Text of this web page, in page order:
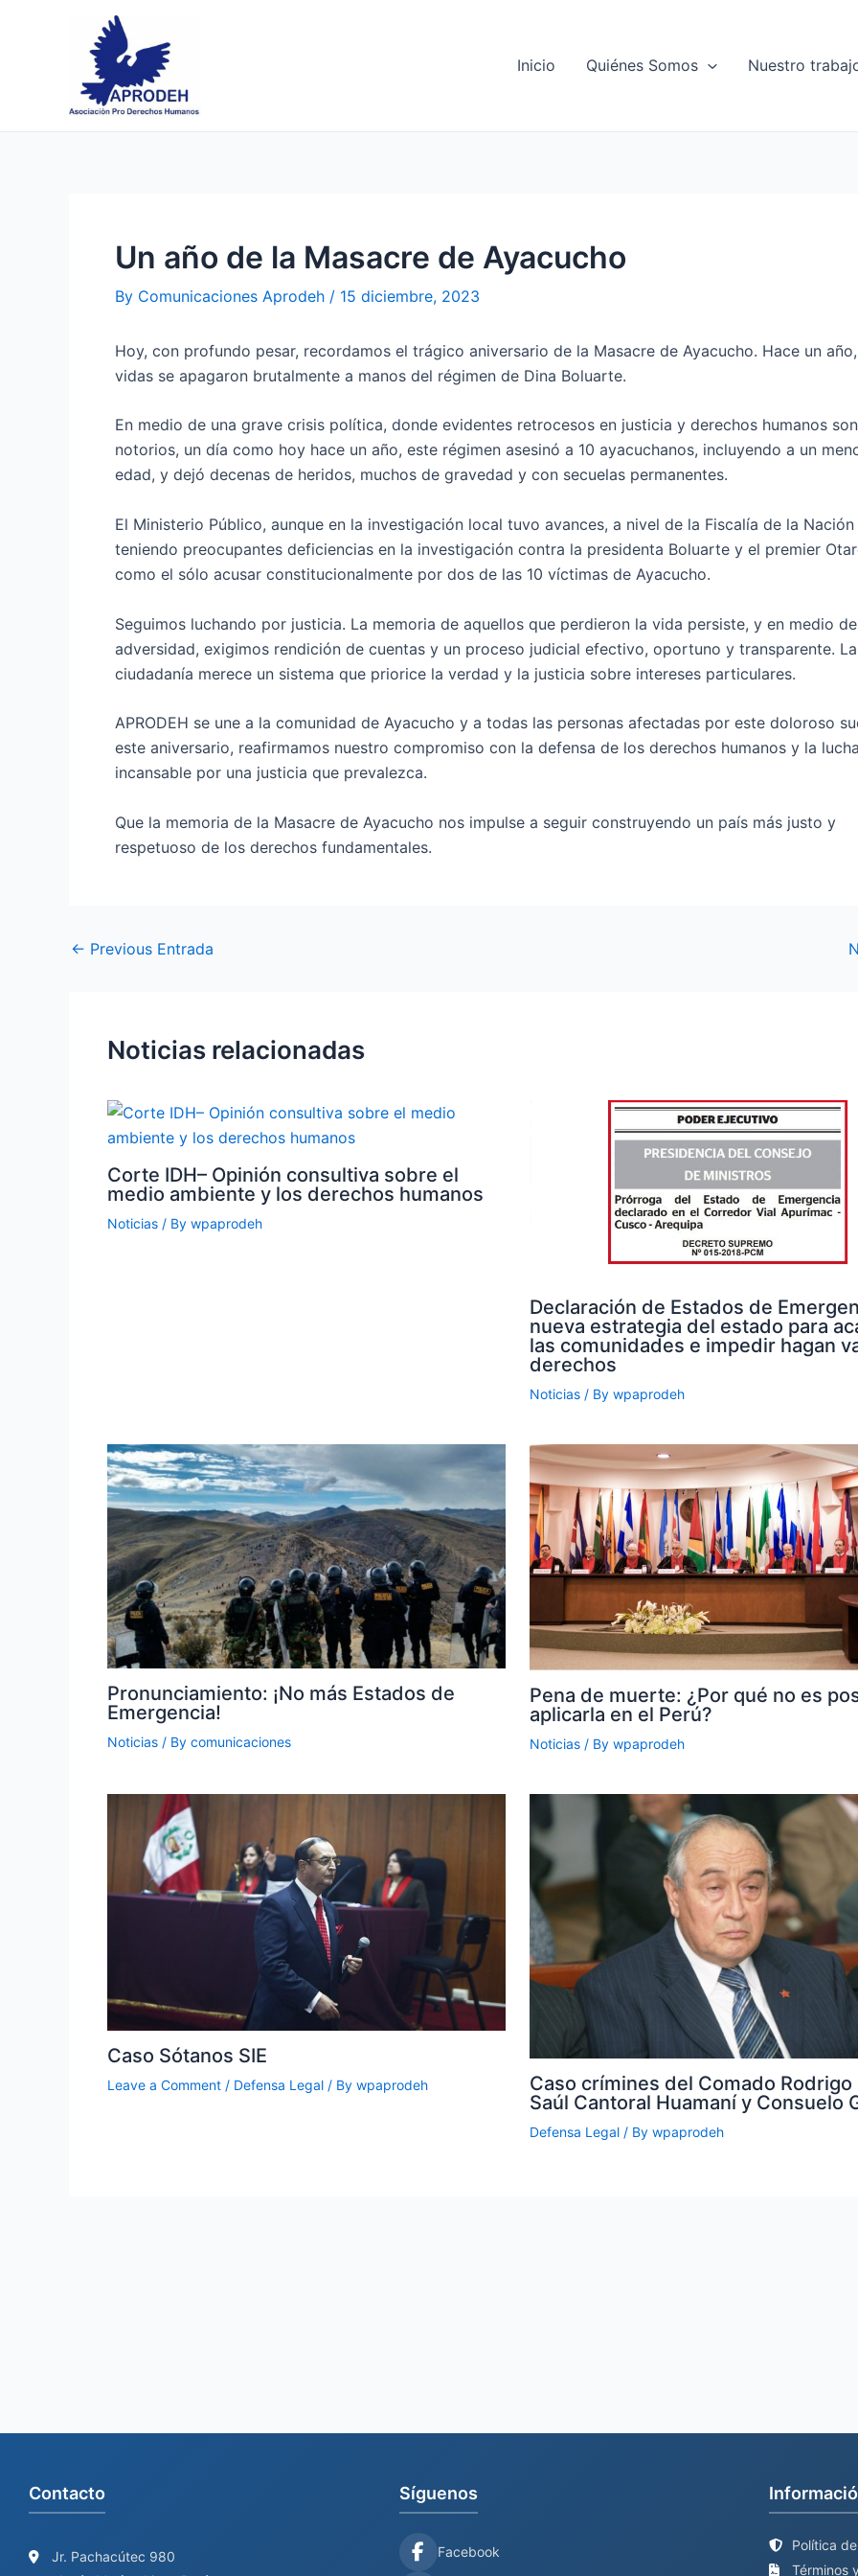
Inicio Quiénes Somos Nuestro
Un año de la Masacre de Ayacucho
By Comunicaciones Aprodeh / 15 diciembre, 2023
Hoy, con profundo pesar, recordamos el trágico aniversario de la Masacre de Ayacucho. Hace un año,
vidas se apagaron brutalmente a manos del régimen de Dina Boluarte.
En medio de una grave crisis política, donde evidentes retrocesos en justicia y derechos humanos son
notorios, un día como hoy hace un año, este régimen asesinó a 10 ayacuchanos, incluyendo a un
edad, y dejó decenas de heridos, muchos de gravedad y con secuelas permanentes.
El Ministerio Público, aunque en la investigación local tuvo avances, a nivel de la Fiscalía de la Nación
teniendo preocupantes deficiencias en la investigación contra la presidenta Boluarte y el premier
como el sólo acusar constitucionalmente por dos de las 10 víctimas de Ayacucho.
Seguimos luchando por justicia. La memoria de aquellos que perdieron la vida persiste, y en medio
adversidad, exigimos rendición de cuentas y un proceso judicial efectivo, oportuno y transparente. La
ciudadanía merece un sistema que priorice la verdad y la justicia sobre intereses particulares.
APRODEH se une a la comunidad de Ayacucho y a todas las personas afectadas por este doloroso
este aniversario, reafirmamos nuestro compromiso con la defensa de los derechos humanos y la lucha
incansable por una justicia que prevalezca.
Que la memoria de la Masacre de Ayacucho nos impulse a seguir construyendo un país más justo y
respetuoso de los derechos fundamentales.
navigation
← Previous Entrada
Noticias relacionadas
Corte IDH– Opinión consultiva sobre el
medio ambiente y los derechos humanos
Noticias / By wpaprodeh
Declaración de Estados de
nueva estrategia del estado para
las comunidades e impedir hagan
derechos
Noticias/ By wpaprodeh
Pronunciamiento: ¡No más Estados de
Emergencia!
Noticias / By comunicaciones
Pena de muerte: ¿Por qué no es
aplicarla en el Perú?
Noticias/ By wpaprodeh
Caso Sótanos SIE
Leave a Comment / Defensa Legal / By wpaprodeh
Caso crímines del Comado Rodrigo
Saúl Cantoral Huamaní y Consuelo
Defensa Legal/ By wpaprodeh
Contacto
Jr. Pachacútec 980
Síguenos
Facebook
Política
Términos